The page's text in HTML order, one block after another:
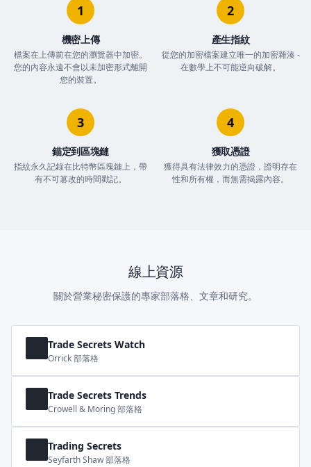
1
機密上傳
檔案在上傳前在您的瀏覽器中加密。
您的內容永遠不會以未加密形式離開
您的裝置。
2
產生指紋
從您的加密檔案建立唯一的加密雜湊 -
在數學上不可能逆向破解。
3
錨定到區塊鏈
指紋永久記錄在比特幣區塊鏈上，帶
有不可篡改的時間戳記。
4
獲取憑證
獲得具有法律效力的憑證，證明存在
性和所有權，而無需揭露內容。
線上資源
關於營業秘密保護的專家部落格、文章和研究。
Trade Secrets Watch
Orrick 部落格
Trade Secrets Trends
Crowell & Moring 部落格
Trading Secrets
Seyfarth Shaw 部落格